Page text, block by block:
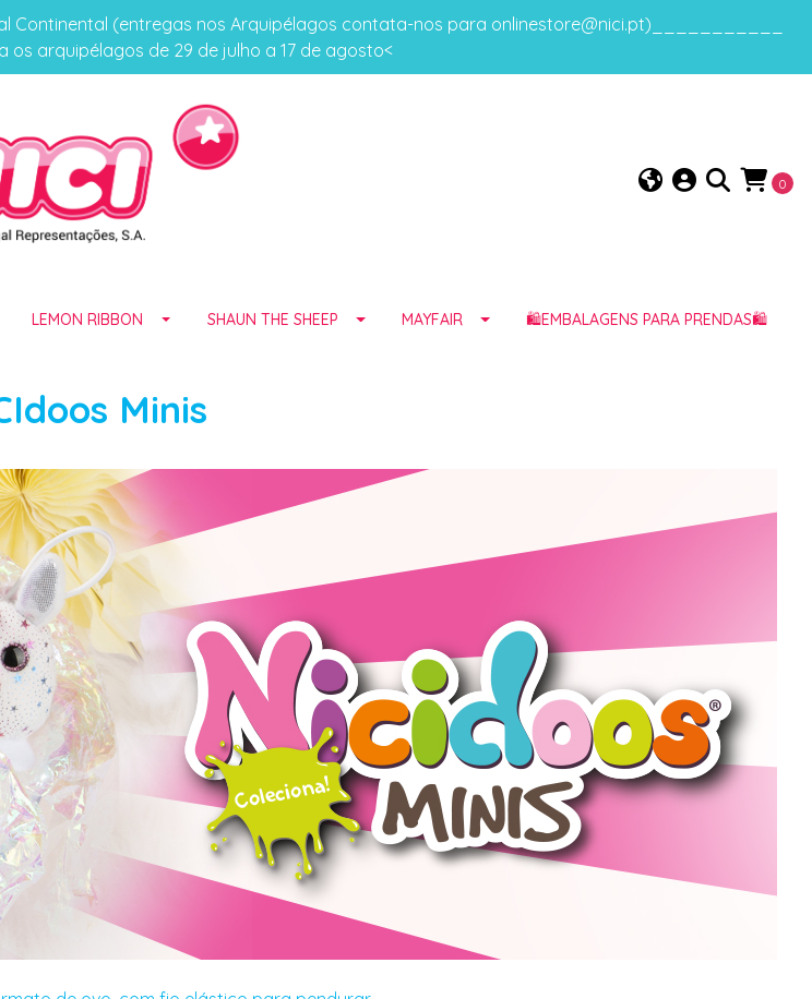
Continental (entregas nos Arquipélagos contata-nos para onlinestore@nici.pt)___________
os arquipélagos de 29 de julho a 17 de agosto<
0
LEMON RIBBON SHAUN THE SHEEP MAYFAIR 🛍️EMBALAGENS PARA PRENDAS🛍️
Minis